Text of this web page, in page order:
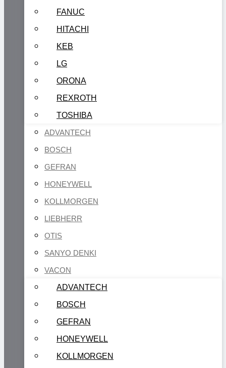
FANUC
HITACHI
KEB
LG
ORONA
REXROTH
TOSHIBA
ADVANTECH
BOSCH
GEFRAN
HONEYWELL
KOLLMORGEN
LIEBHERR
OTIS
SANYO DENKI
VACON
ADVANTECH
BOSCH
GEFRAN
HONEYWELL
KOLLMORGEN